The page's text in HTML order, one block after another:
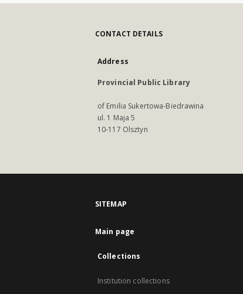
CONTACT DETAILS
Address
Provincial Public Library
of Emilia Sukertowa-Biedrawina
ul. 1 Maja 5
10-117 Olsztyn
SITEMAP
Main page
Collections
Institution collections